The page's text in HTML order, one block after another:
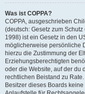
Was ist COPPA?
COPPA, ausgeschrieben
(deutsch: Gesetz zum
1998) ist ein Gesetz in den
möglicherweise persönliche
hierzu die Zustimmung der
Erziehungsberechtigten
oder die Website, auf der du
rechtlichen Beistand zu
Besitzer dieses Boards